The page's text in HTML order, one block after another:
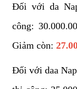
Đối với da
công:
Giảm còn:
Đối với daa